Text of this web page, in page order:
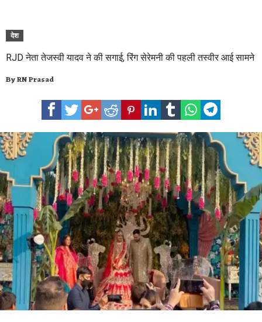
देश
RJD नेता तेजस्वी यादव ने की सगाई, रिंग सेरेमनी की पहली तस्वीर आई सामने
ByRN Prasad